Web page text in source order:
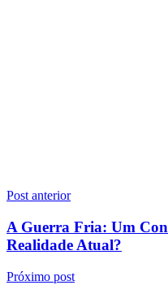
Navegação
de
Post
Post anterior
A Guerra Fria: Um
Realidade Atual?
Próximo post